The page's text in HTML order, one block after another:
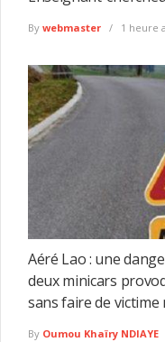
By webmaster 1 heure
Aéré Lao : une
deux minicars
sans faire de
By Oumou Khaïry NDIAYE